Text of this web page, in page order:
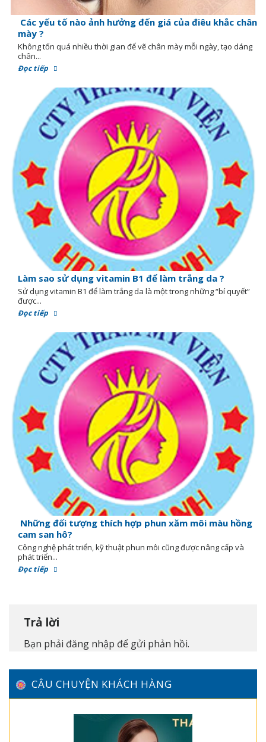
Các yếu tố nào ảnh hưởng đến giá của điêu khắc chân
mày ?
Không tốn quá nhiều thời gian để vẽ chân mày mỗi ngày, tạo dáng
chân...
Đọc tiếp
Làm sao sử dụng vitamin B1 để làm trắng da ?
Sử dụng vitamin B1 để làm trắng da là một trong những “bí quyết”
được...
Đọc tiếp
Những đối tượng thích hợp phun xăm môi màu hồng
cam san hô?
Công nghệ phát triển, kỹ thuật phun môi cũng được nâng cấp và
phát triển...
Đọc tiếp
Trả lời
Bạn phải đăng nhập để gửi phản hồi.
CÂU CHUYỆN KHÁCH HÀNG